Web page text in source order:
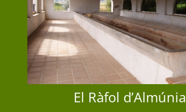
El Ràfol d’Almúnia